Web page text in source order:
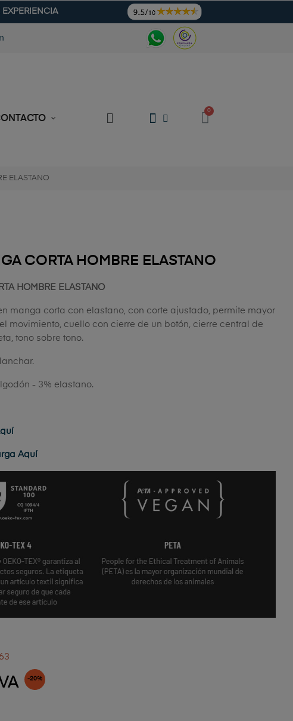
ELASTANO
CORTA HOMBRE ELASTANO
HOMBRE ELASTANO
manga corta con elastano, con corte ajustado, permite mayor
movimiento, cuello con cierre de un botón, cierre central de
tono sobre tono.
- 3% elastano.
Aquí
-20%